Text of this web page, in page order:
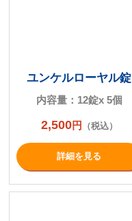
ユンケルローヤル錠
内容量：12錠x 5個
2,500円 （税込）
詳細を⾒る